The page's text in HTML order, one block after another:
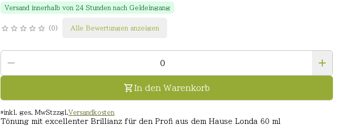
Versand innerhalb von 24 Stunden nach Geldeingang
0 Alle Bewertungen anzeigen
In den Warenkorb
*inkl. ges. MwStzzgl. Versandkosten
Tönung mit excellenter Brillianz für den Profi aus dem Hause Londa 60 ml